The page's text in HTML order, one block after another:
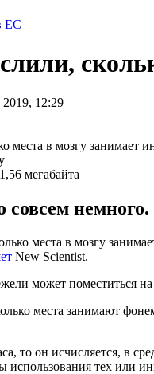
ЕС
12:29
мегабайта
совсем
места в мозгу
New Scientist.
может поместиться
места занимают
то он исчисляется, в
тех или